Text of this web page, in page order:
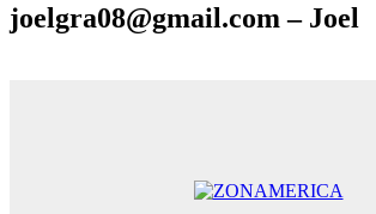
joelgra08@gmail.com – Joel